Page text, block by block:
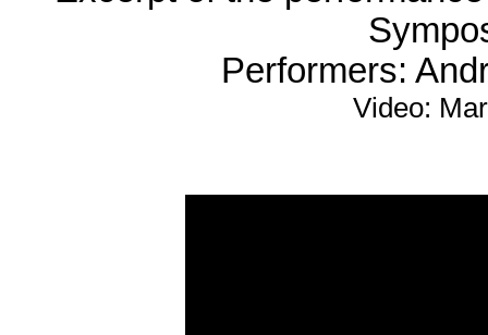
Performers:
Video: